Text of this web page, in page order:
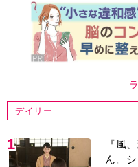
デイリー
1
『風
ん。